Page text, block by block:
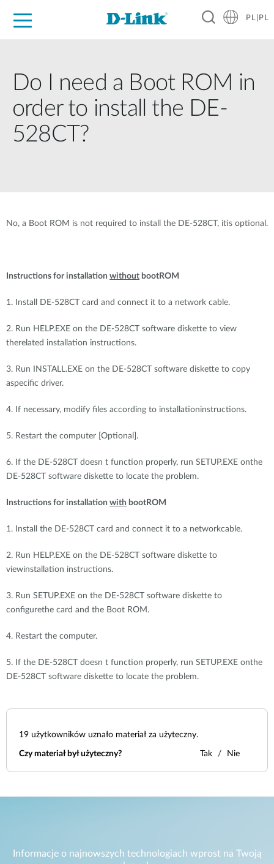
PL|PL
Do I need a Boot ROM in
order to install the DE-
528CT?
No, a Boot ROM is not required to install the DE-528CT, itis optional.
Instructions for installation without bootROM
1. Install DE-528CT card and connect it to a network cable.
2. Run HELP.EXE on the DE-528CT software diskette to view
therelated installation instructions.
3. Run INSTALL.EXE on the DE-528CT software diskette to copy
aspecific driver.
4. If necessary, modify files according to installationinstructions.
5. Restart the computer [Optional].
6. If the DE-528CT doesn t function properly, run SETUP.EXE onthe
DE-528CT software diskette to locate the problem.
Instructions for installation with bootROM
1. Install the DE-528CT card and connect it to a networkcable.
2. Run HELP.EXE on the DE-528CT software diskette to
viewinstallation instructions.
3. Run SETUP.EXE on the DE-528CT software diskette to
configurethe card and the Boot ROM.
4. Restart the computer.
5. If the DE-528CT doesn t function properly, run SETUP.EXE onthe
DE-528CT software diskette to locate the problem.
19 użytkowników uznało materiał za użyteczny.
Czy materiał był użyteczny? Tak Nie
Informacje o najnowszych technologiach wprost na Twoją